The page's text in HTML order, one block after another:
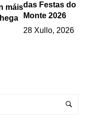
máisdas Festas do
Monte 2026
28 Xullo, 2026